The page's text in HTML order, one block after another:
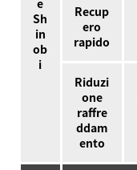
Sh
in
ob
i
Recup
ero
rapido
Riduzi
one
raffre
ddam
ento